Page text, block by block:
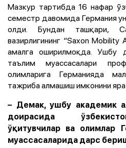
Мазкур тартибда 16 нафар
семестр давомида Германия
олди. Бундан ташқари,
вазирлигининг “Saxon
амалга оширилмоқда. Ушбу
таълим муассасалари
олимларига Германияда
тажриба алмашиш имконини
– Демак, ушбу академик
доирасида
ўқитувчилар ва олимлар
муассасаларида дарс